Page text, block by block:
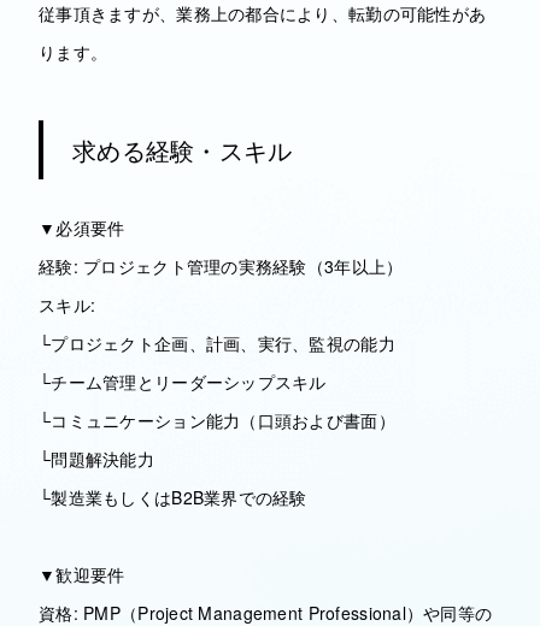
従事頂きますが、業務上の都合により、転勤の可能性があ
ります。
求める経験・スキル
▼必須要件
経験: プロジェクト管理の実務経験（3年以上）
スキル:
└プロジェクト企画、計画、実行、監視の能力
└チーム管理とリーダーシップスキル
└コミュニケーション能力（口頭および書面）
└問題解決能力
└製造業もしくはB2B業界での経験
▼歓迎要件
資格: PMP（Project Management Professional）や同等の